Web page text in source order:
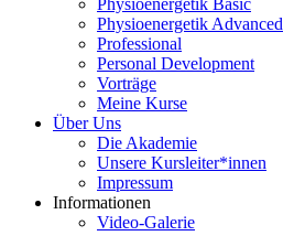
Physioenergetik Advanced
Professional
Personal Development
Vorträge
Meine Kurse
Über Uns
Die Akademie
Unsere Kursleiter*innen
Impressum
Informationen
Video-Galerie